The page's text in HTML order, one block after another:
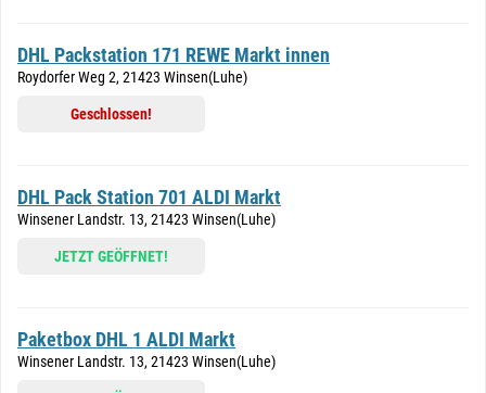
DHL Packstation 171 REWE Markt innen
Roydorfer Weg 2, 21423 Winsen(Luhe)
Geschlossen!
DHL Pack Station 701 ALDI Markt
Winsener Landstr. 13, 21423 Winsen(Luhe)
JETZT GEÖFFNET!
Paketbox DHL 1 ALDI Markt
Winsener Landstr. 13, 21423 Winsen(Luhe)